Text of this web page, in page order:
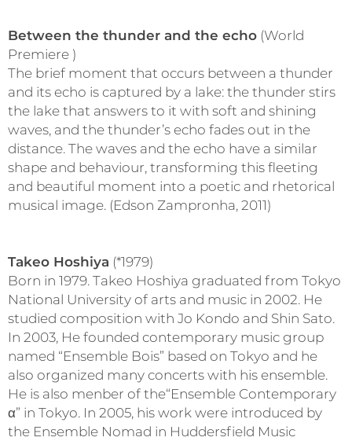
Between the thunder and the echo (World
Premiere )
The brief moment that occurs between a thunder
and its echo is captured by a lake: the thunder stirs
the lake that answers to it with soft and shining
waves, and the thunder’s echo fades out in the
distance. The waves and the echo have a similar
shape and behaviour, transforming this fleeting
and beautiful moment into a poetic and rhetorical
musical image. (Edson Zampronha, 2011)
Takeo Hoshiya (*1979)
Born in 1979. Takeo Hoshiya graduated from Tokyo
National University of arts and music in 2002. He
studied composition with Jo Kondo and Shin Sato.
In 2003, He founded contemporary music group
named “Ensemble Bois” based on Tokyo and he
also organized many concerts with his ensemble.
He is also menber of the“Ensemble Contemporary
α” in Tokyo. In 2005, his work were introduced by
the Ensemble Nomad in Huddersfield Music